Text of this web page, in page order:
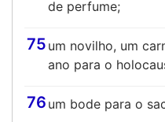
de perfume;
75 um novilho, um
ano para o
76 um bode para o